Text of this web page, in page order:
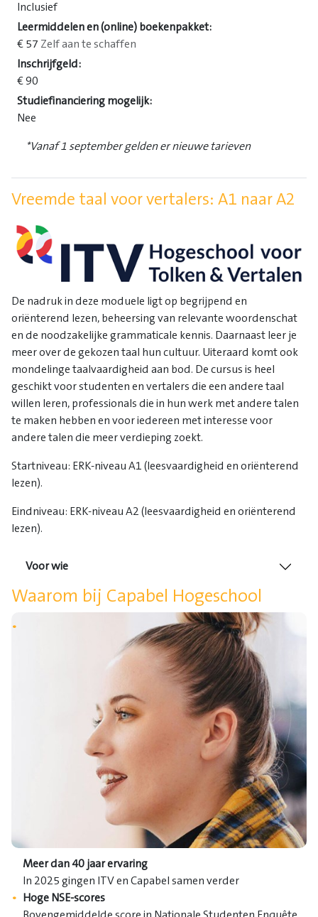
Inclusief
Leermiddelen en (online) boekenpakket:
€ 57 Zelf aan te schaffen
Inschrijfgeld:
€ 90
Studiefinanciering mogelijk:
Nee
*Vanaf 1 september gelden er nieuwe tarieven
Vreemde taal voor vertalers: A1 naar A2
De nadruk in deze moduele ligt op begrijpend en
oriënterend lezen, beheersing van relevante woordenschat
en de noodzakelijke grammaticale kennis. Daarnaast leer je
meer over de gekozen taal hun cultuur. Uiteraard komt ook
mondelinge taalvaardigheid aan bod. De cursus is heel
geschikt voor studenten en vertalers die een andere taal
willen leren, professionals die in hun werk met andere talen
te maken hebben en voor iedereen met interesse voor
andere talen die meer verdieping zoekt.
Startniveau: ERK-niveau A1 (leesvaardigheid en oriënterend
lezen).
Eindniveau: ERK-niveau A2 (leesvaardigheid en oriënterend
lezen).
Voor wie
Waarom bij Capabel Hogeschool
Meer dan 40 jaar ervaring
In 2025 gingen ITV en Capabel samen verder
Hoge NSE-scores